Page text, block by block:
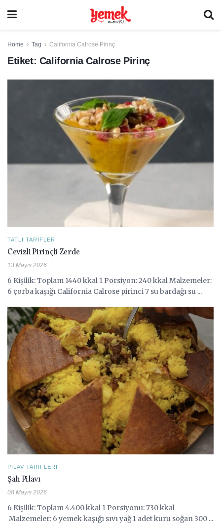
Home Tag California Calrose Pirinç
Etiket: California Calrose Pirinç
TATLI TARIFLERI
Cevizli Pirinçli Zerde
13 Mayıs 2026
6 Kişilik: Toplam 1440 kkal 1 Porsiyon: 240 kkal Malzemeler:
6 çorba kaşığı California Calrose pirinci 7 su bardağı su ...
PILAV TARIFLERI
Şah Pilavı
08 Mayıs 2026
6 Kişilik: Toplam 4.400 kkal 1 Porsiyonu: 730 kkal
Malzemeler: 6 yemek kaşığı sıvı yağ 1 adet kuru soğan 300 ...